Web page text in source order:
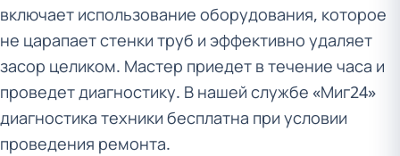
включает использование оборудования, которое
не царапает стенки труб и эффективно удаляет
засор целиком. Мастер приедет в течение часа и
проведет диагностику. В нашей службе «Миг24»
диагностика техники бесплатна при условии
проведения ремонта.